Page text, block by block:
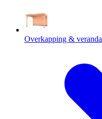
Overkapping & veranda